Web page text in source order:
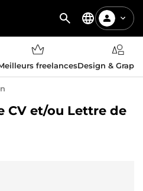
freelancesDesign &
CV et/ou Lettre de